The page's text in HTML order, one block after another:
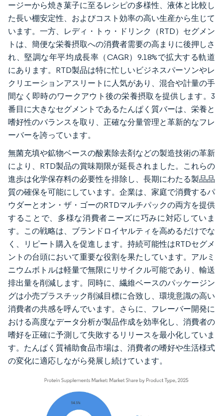
ージーから焼き菓子に至るレシピの多様性、液体と比較し
た長い棚安定性、およびコスト効率の高い生産から生じて
います。一方、レディ・トゥ・ドリンク（RTD）セグメン
トは、簡便な栄養摂取への消費者需要の高まりに後押しさ
れ、堅調な年平均成長率（CAGR）9.18%で拡大する軌道
にあります。RTD製品は特に忙しいビジネスパーソンやレ
クリエーションアスリートに人気があり、混合や計量の手
間なく即時のワークアウト後の栄養摂取を提供します。3
番目に大きなセグメントであるたんぱく質バーは、栄養と
嗜好性のバランスを取り、正確な分量管理と革新的なフレ
ーバーを誇っています。
無菌充填や鉱物ベースの酸素除去剤などの製造技術の革新
により、RTD製品の賞味期限が延長されました。これらの
進歩は化学保存料の必要性を排除し、長期にわたる製品品
質の確保を可能にしています。企業は、家庭で消費するパ
ウダーとオン・ザ・ゴーのRTDマルチパックの両方を提供
することで、多様な消費者ニーズに巧みに対応していま
す。この戦略は、ブランドロイヤルティを高めるだけでな
く、リピート購入を促進します。持続可能性はRTDセグメ
ントの台頭において重要な役割を果たしています。アルミ
ニウムボトルは軽量で無限にリサイクル可能であり、輸送
排出量を削減します。同時に、繊維ベースのパッケージン
グは小売プラスチック削減目標に合致し、環境意識の高い
消費者の共感を呼んでいます。さらに、フレーバー開発に
おける高度なデータ分析が製品作成を効率化し、消費者の
嗜好を正確に予測して失敗するリリースを最小化していま
す。たんぱく質補助食品市場は、消費者の嗜好や生活様式
の変化に適応しながら発展し続けています。